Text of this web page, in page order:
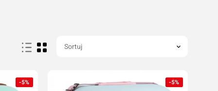
Latarki i szperacze
Lampy robocze
Sortuj
-5% -5%